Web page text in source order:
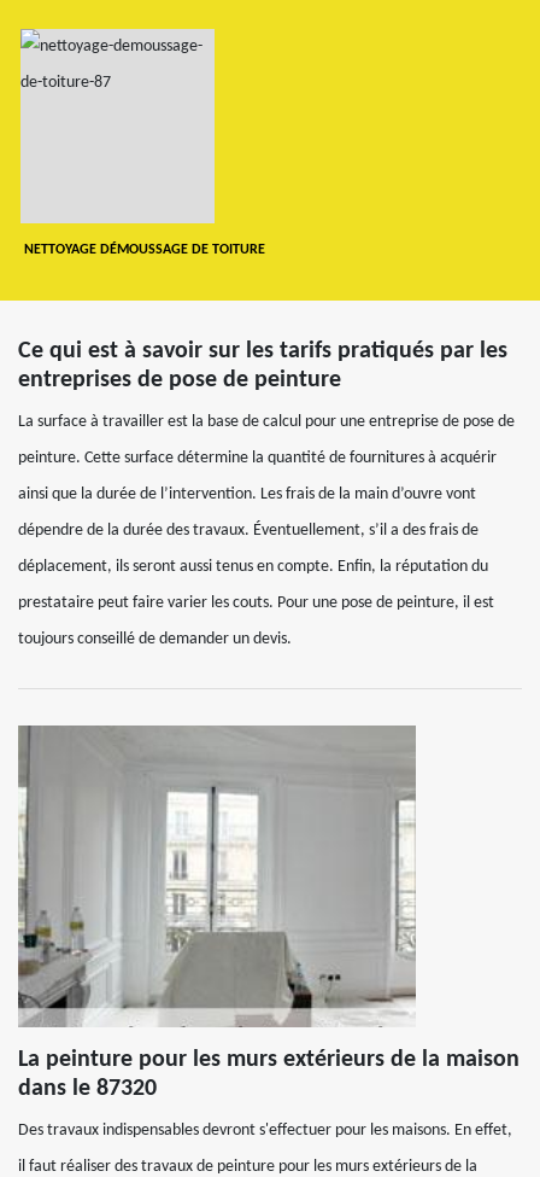
NETTOYAGE DÉMOUSSAGE DE TOITURE
Ce qui est à savoir sur les tarifs pratiqués par les
entreprises de pose de peinture
La surface à travailler est la base de calcul pour une entreprise de pose de
peinture. Cette surface détermine la quantité de fournitures à acquérir
ainsi que la durée de l’intervention. Les frais de la main d’ouvre vont
dépendre de la durée des travaux. Éventuellement, s’il a des frais de
déplacement, ils seront aussi tenus en compte. Enfin, la réputation du
prestataire peut faire varier les couts. Pour une pose de peinture, il est
toujours conseillé de demander un devis.
La peinture pour les murs extérieurs de la maison
dans le 87320
Des travaux indispensables devront s'effectuer pour les maisons. En effet,
il faut réaliser des travaux de peinture pour les murs extérieurs de la